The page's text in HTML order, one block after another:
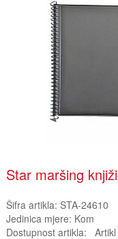
Star maršing
Šifra artikla: STA-24610
Jedinica mjere: Kom
Dostupnost artikla: